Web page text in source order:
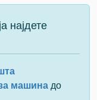
најдете
машинадо